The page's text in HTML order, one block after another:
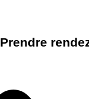
Prendre